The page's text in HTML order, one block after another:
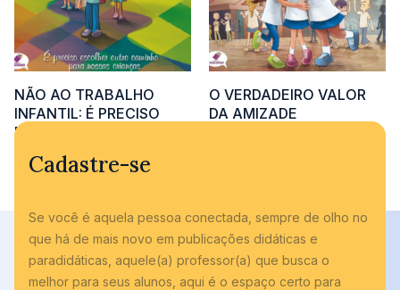
NÃO AO TRABALHO
INFANTIL: É PRECISO
ESCOLHER OUTRO
CRIANÇAS
O VERDADEIRO VALOR
DA AMIZADE
Cadastre-se
Se você é aquela pessoa conectada, sempre de olho no
que há de mais novo em publicações didáticas e
paradidáticas, aquele(a) professor(a) que busca o
melhor para seus alunos, aqui é o espaço certo para